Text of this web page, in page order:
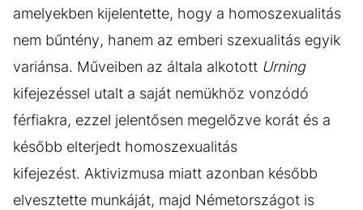
amelyekben kijelentette, hogy a homoszexualitás
nem bűntény, hanem az emberi szexualitás egyik
variánsa. Műveiben az általa alkotott Urning
kifejezéssel utalt a saját nemükhöz vonzódó
férfiakra, ezzel jelentősen megelőzve korát és a
később elterjedt homoszexualitás
kifejezést. Aktivizmusa miatt azonban később
elvesztette munkáját, majd Németországot is